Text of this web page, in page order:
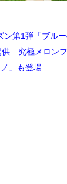
ン第1弾「ブル
供 究極メロン
」も登場